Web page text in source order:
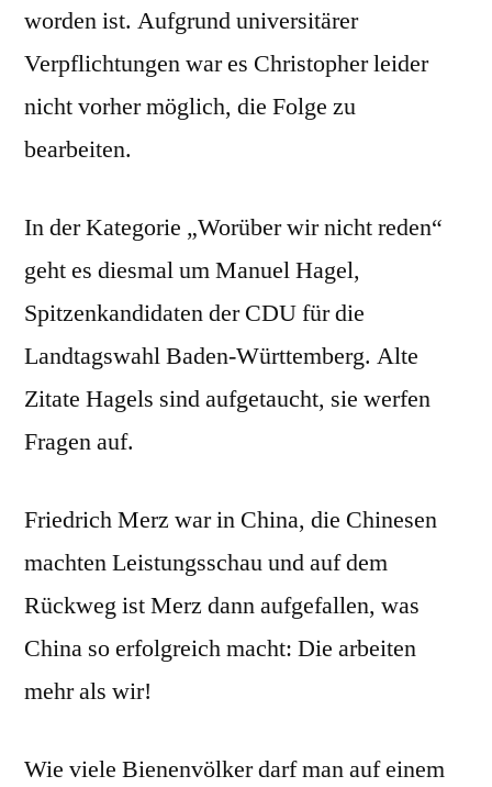
worden ist. Aufgrund universitärer
Verpflichtungen war es Christopher leider
nicht vorher möglich, die Folge zu
bearbeiten.
In der Kategorie „Worüber wir nicht reden“
geht es diesmal um Manuel Hagel,
Spitzenkandidaten der CDU für die
Landtagswahl Baden-Württemberg. Alte
Zitate Hagels sind aufgetaucht, sie werfen
Fragen auf.
Friedrich Merz war in China, die Chinesen
machten Leistungsschau und auf dem
Rückweg ist Merz dann aufgefallen, was
China so erfolgreich macht: Die arbeiten
mehr als wir!
Wie viele Bienenvölker darf man auf einem